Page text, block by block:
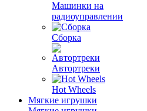
Машинки на
радиоуправлении
Сборка
Автортреки
Hot Wheels
Мягкие игрушки